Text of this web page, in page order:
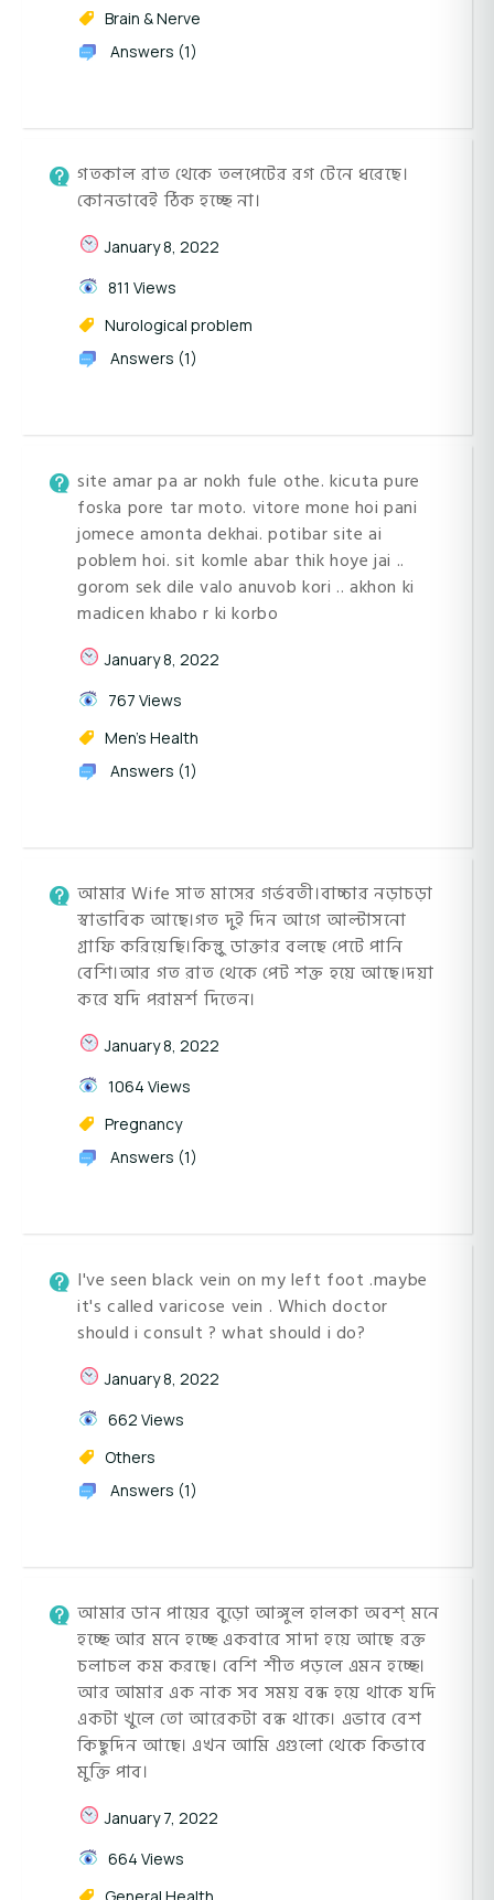
Brain & Nerve
Answers (1)
গতকাল রাত থেকে তলপেটের রগ টেনে ধরেছে।
কোনভাবেই ঠিক হচ্ছে না।
January 8, 2022
811 Views
Nurological problem
Answers (1)
site amar pa ar nokh fule othe. kicuta pure
foska pore tar moto. vitore mone hoi pani
jomece amonta dekhai. potibar site ai
poblem hoi. sit komle abar thik hoye jai ..
gorom sek dile valo anuvob kori .. akhon ki
madicen khabo r ki korbo
January 8, 2022
767 Views
Men's Health
Answers (1)
আমার Wife সাত মাসের গর্ভবতী।বাচ্চার নড়াচড়া
স্বাভাবিক আছে।গত দুই দিন আগে আল্টাসনো
গ্রাফি করিয়েছি।কিন্তুু ডাক্তার বলছে পেটে পানি
বেশি।আর গত রাত থেকে পেট শক্ত হয়ে আছে।দয়া
করে যদি পরামর্শ দিতেন।
January 8, 2022
1064 Views
Pregnancy
Answers (1)
I've seen black vein on my left foot .maybe
it's called varicose vein . Which doctor
should i consult ? what should i do?
January 8, 2022
662 Views
Others
Answers (1)
আমার ডান পায়ের বুড়ো আঙ্গুল হালকা অবশ্ মনে
হচ্ছে আর মনে হচ্ছে একবারে সাদা হয়ে আছে রক্ত
চলাচল কম করছে। বেশি শীত পড়লে এমন হচ্ছে।
আর আমার এক নাক সব সময় বন্ধ হয়ে থাকে যদি
একটা খুলে তো আরেকটা বন্ধ থাকে। এভাবে বেশ
কিছুদিন আছে। এখন আমি এগুলো থেকে কিভাবে
মুক্তি পাব।
January 7, 2022
664 Views